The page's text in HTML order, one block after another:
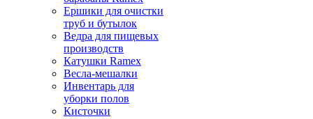
Ершики для очистки
труб и бутылок
Ведра для пищевых
производств
Катушки Ramex
Весла-мешалки
Инвентарь для
уборки полов
Кисточки